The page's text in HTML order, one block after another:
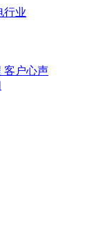
行业
客户心声